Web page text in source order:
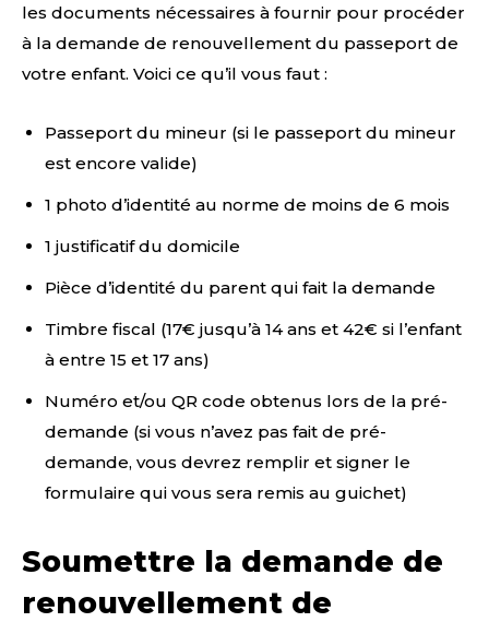
les documents nécessaires à fournir pour procéder
à la demande de renouvellement du passeport de
votre enfant. Voici ce qu’il vous faut :
Passeport du mineur (si le passeport du mineur
est encore valide)
1 photo d’identité au norme de moins de 6 mois
1 justificatif du domicile
Pièce d’identité du parent qui fait la demande
Timbre fiscal (17€ jusqu’à 14 ans et 42€ si l’enfant
à entre 15 et 17 ans)
Numéro et/ou QR code obtenus lors de la pré-
demande (si vous n’avez pas fait de pré-
demande, vous devrez remplir et signer le
formulaire qui vous sera remis au guichet)
Soumettre la demande de
renouvellement de